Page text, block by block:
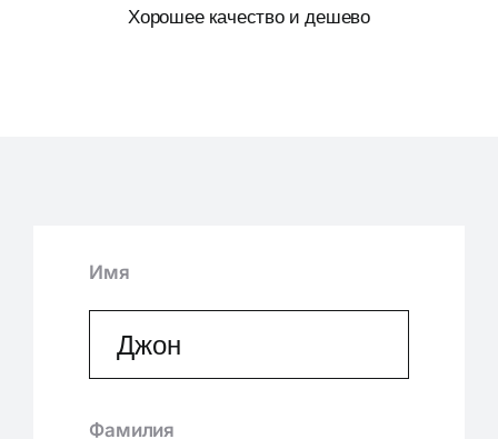
Хорошее качество и дешево
Имя
Фамилия